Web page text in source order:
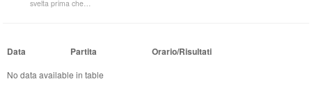
svelta prima che…
Data Partita Orario/Risultati
No data available in table